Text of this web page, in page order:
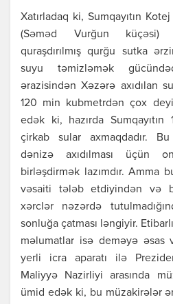
Xatırladaq ki, Sumqayıtın
(Səməd Vurğun küçəsi)
quraşdırılmış qurğu sutka
suyu təmizləmək
ərazisindən Xəzərə axıdılan
120 min kubmetrdən çox
edək ki, hazırda
çirkab sular axmaqdadır.
dənizə axıdılması üçün
birləşdirmək lazımdır. Amma
vəsaiti tələb etdiyindən və
xərclər nəzərdə
sonluğa çatması ləngiyir.
məlumatlar isə deməyə əsas
yerli icra aparatı ilə
Maliyyə Nazirliyi arasında
ümid edək ki, bu müzakirələr